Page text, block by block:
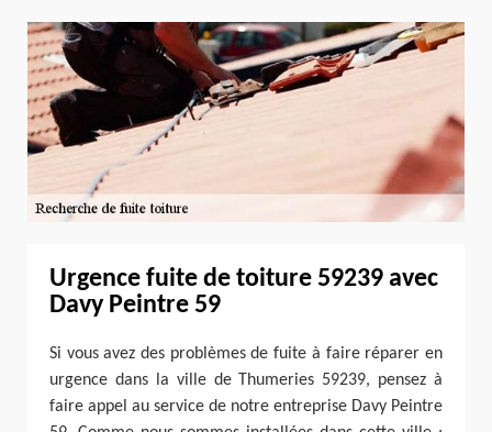
Urgence fuite de toiture 59239 avec
Davy Peintre 59
Si vous avez des problèmes de fuite à faire réparer en
urgence dans la ville de Thumeries 59239, pensez à
faire appel au service de notre entreprise Davy Peintre